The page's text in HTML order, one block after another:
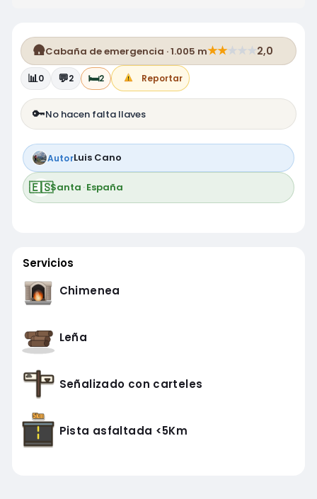
🛖Cabaña de emergencia · 1.005 m★★★ ★ ★2,0
📊0 💬2 🛏️2 Reportar
🔑No hacen falta llaves
AutorLuis Cano
🇪🇸Santa ·España
Servicios
Chimenea
Leña
Señalizado con carteles
Pista asfaltada <5Km